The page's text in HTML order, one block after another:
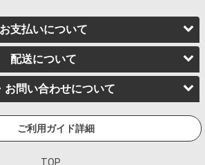
お支払いについて
配送について
お問い合わせについて
ご利用ガイド詳細
TOP